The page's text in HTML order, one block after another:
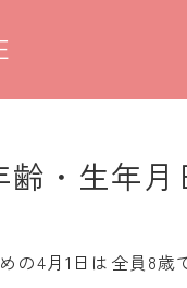
・生年月
の4月1日は全員8歳